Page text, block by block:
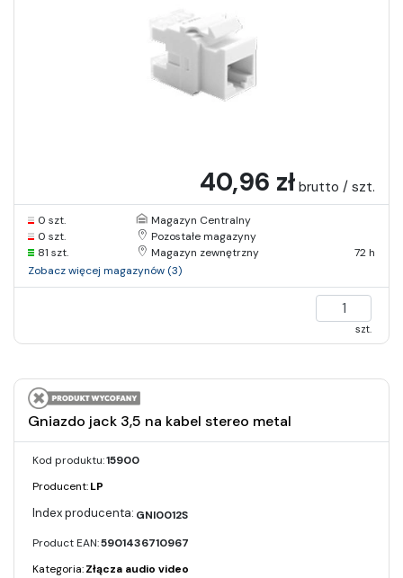
40,96 zł brutto / szt.
0 szt.
Magazyn Centralny
0 szt.
Pozostałe magazyny
81 szt.
Magazyn zewnętrzny
72 h
Zobacz więcej magazynów (3)
szt.
Gniazdo jack 3,5 na kabel stereo metal
Kod produktu:15900
Producent:LP
GNI0012S
Product EAN:5901436710967
Kategoria:Złącza audio video